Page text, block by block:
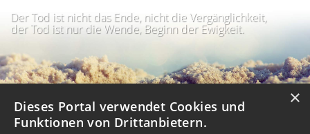
Der Tod ist nicht das Ende, nicht die Vergänglichkeit,
der Tod ist nur die Wende, Beginn der Ewigkeit.
×
Dieses Portal verwendet Cookies und
Funktionen von Drittanbietern.